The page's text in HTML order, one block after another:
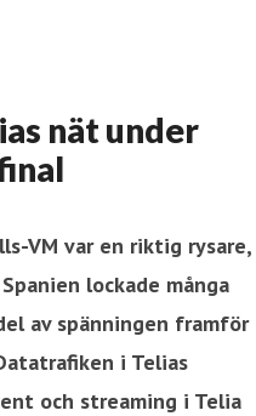
nät under
VM var en riktig rysare,
lockade många
av spänningen framför
i Telias
och streaming i Telia